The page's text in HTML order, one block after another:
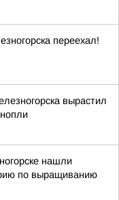
переехал!
вырастил
нашли
по выращиванию